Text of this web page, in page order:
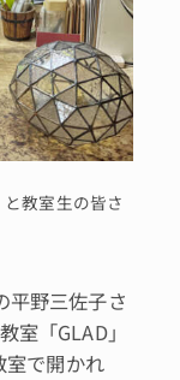
教室生の皆さ
平野三佐子さ
室「GLAD」
室で開かれ